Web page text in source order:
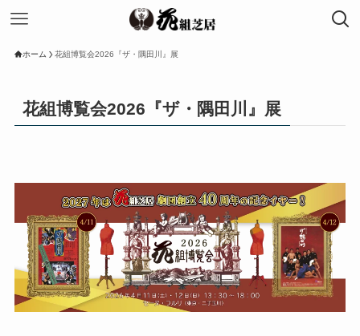
ホーム 花組博覧会2026『ザ・隅田川』展
花組博覧会2026『ザ・隅田川』展